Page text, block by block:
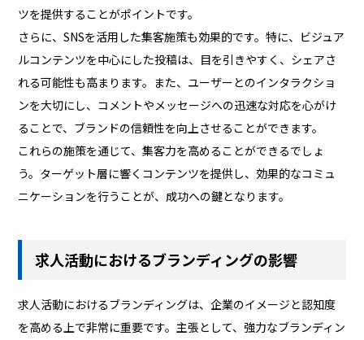
ツを提供することがポイントです。
さらに、SNSを活用した集客施策も効果的です。特に、ビジュア
ルコンテンツを中心にした投稿は、目を引きやすく、シェアさ
れる可能性も高まります。また、ユーザーとのインタラクショ
ンを大切にし、コメントやメッセージへの迅速な対応を心がけ
ることで、ブランドの信頼性を向上させることができます。
これらの施策を通じて、集客力を高めることができるでしょ
う。ターゲット層に響くコンテンツを提供し、効果的なコミュ
ニケーションを行うことが、成功への鍵となります。
求人活動におけるブランディングの影響
求人活動におけるブランディングは、企業のイメージと認知度
を高める上で非常に重要です。主張として、強力なブランディン